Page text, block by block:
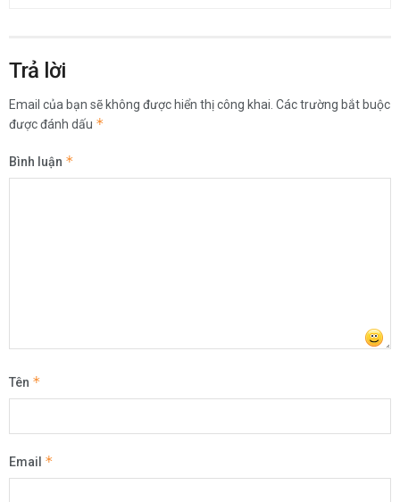
Trả lời
Email của bạn sẽ không được hiển thị công khai. Các trường bắt buộc
được đánh dấu *
Bình luận *
Tên *
Email *